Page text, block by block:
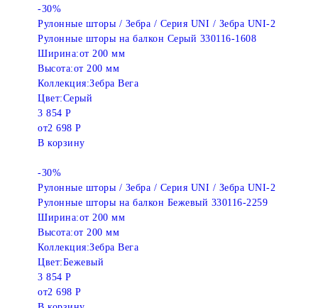
-30%
Рулонные шторы / Зебра / Серия UNI / Зебра UNI-2
Рулонные шторы на балкон Серый 330116-1608
Ширина:от 200 мм
Высота:от 200 мм
Коллекция:Зебра Вега
Цвет:Серый
3 854 Р
от2 698 Р
В корзину
-30%
Рулонные шторы / Зебра / Серия UNI / Зебра UNI-2
Рулонные шторы на балкон Бежевый 330116-2259
Ширина:от 200 мм
Высота:от 200 мм
Коллекция:Зебра Вега
Цвет:Бежевый
3 854 Р
от2 698 Р